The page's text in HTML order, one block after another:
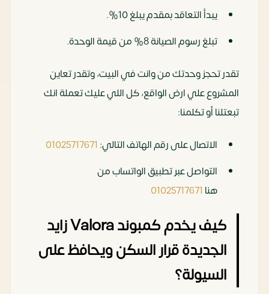
يبدأ التعاقد بمقدم يبلغ 10%.
تبلغ رسوم الصيانة 8% من قيمة الوحدة.
تقدر تحجز وحدتك من وانت في البيت، وتقدر تعاين
المشروع علي ارض الواقع، كل اللي عليك تعملة انك
تبعتلنا أو تكلمنا:
الاتصال على رقم الهاتف التالي: 01025717671
التواصل عبر تطبيق الواتساب من
هنا 01025717671
كيف يخدم كمبوند Valora زايد
الجديدة قرار السكن ويحافظ على
السيولة؟